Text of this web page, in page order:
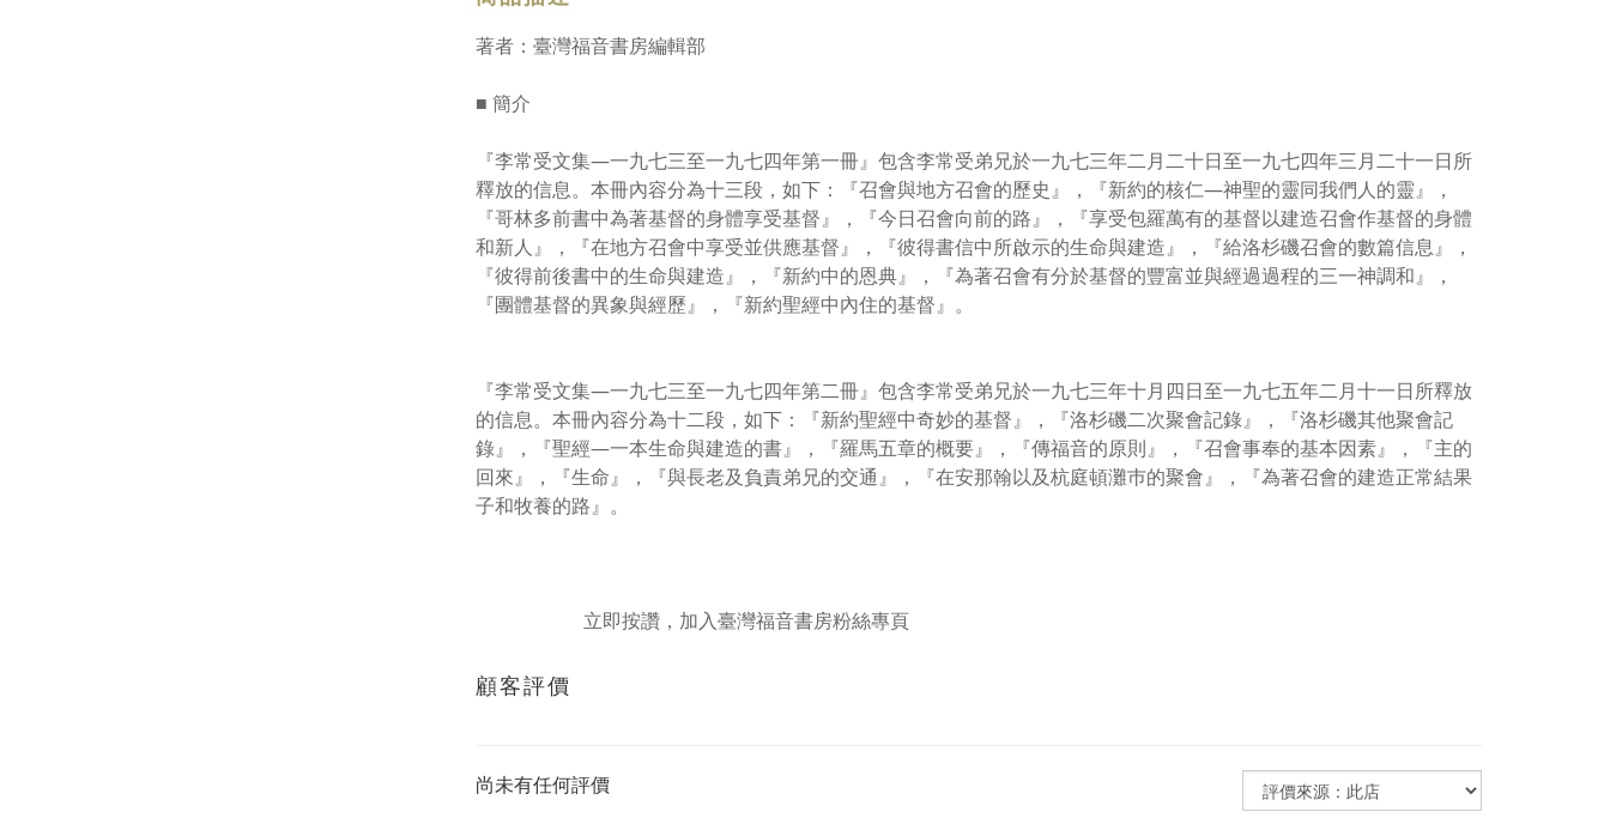
著者：臺灣福音書房編輯部
■ 簡介
『李常受文集—一九七三至一九七四年第一冊』包含李常受弟兄於一九七三年二月二十日至一九七四年三月二十一日所
釋放的信息。本冊內容分為十三段，如下：『召會與地方召會的歷史』，『新約的核仁—神聖的靈同我們人的靈』，
『哥林多前書中為著基督的身體享受基督』，『今日召會向前的路』，『享受包羅萬有的基督以建造召會作基督的身體
和新人』，『在地方召會中享受並供應基督』，『彼得書信中所啟示的生命與建造』，『給洛杉磯召會的數篇信息』，
『彼得前後書中的生命與建造』，『新約中的恩典』，『為著召會有分於基督的豐富並與經過過程的三一神調和』，
『團體基督的異象與經歷』，『新約聖經中內住的基督』。
『李常受文集—一九七三至一九七四年第二冊』包含李常受弟兄於一九七三年十月四日至一九七五年二月十一日所釋放
的信息。本冊內容分為十二段，如下：『新約聖經中奇妙的基督』，『洛杉磯二次聚會記錄』，『洛杉磯其他聚會記
錄』，『聖經—一本生命與建造的書』，『羅馬五章的概要』，『傳福音的原則』，『召會事奉的基本因素』，『主的
回來』，『生命』，『與長老及負責弟兄的交通』，『在安那翰以及杭庭頓灘巿的聚會』，『為著召會的建造正常結果
子和牧養的路』。
立即按讚，加入臺灣福音書房粉絲專頁
顧客評價
尚未有任何評價